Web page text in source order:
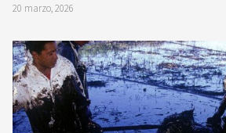
20 marzo, 2026